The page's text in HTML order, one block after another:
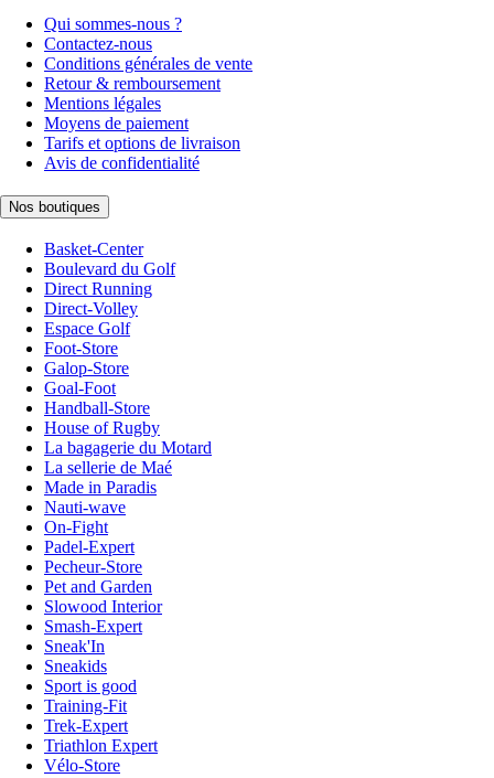
Qui sommes-nous ?
Contactez-nous
Conditions générales de vente
Retour & remboursement
Mentions légales
Moyens de paiement
Tarifs et options de livraison
Avis de confidentialité
Nos boutiques
Basket-Center
Boulevard du Golf
Direct Running
Direct-Volley
Espace Golf
Foot-Store
Galop-Store
Goal-Foot
Handball-Store
House of Rugby
La bagagerie du Motard
La sellerie de Maé
Made in Paradis
Nauti-wave
On-Fight
Padel-Expert
Pecheur-Store
Pet and Garden
Slowood Interior
Smash-Expert
Sneak'In
Sneakids
Sport is good
Training-Fit
Trek-Expert
Triathlon Expert
Vélo-Store